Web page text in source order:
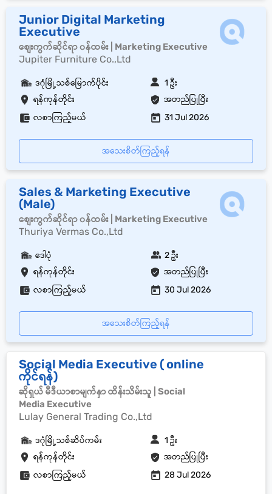
Junior Digital Marketing
Executive
စျေးကွက်ဆိုင်ရာ ၀န်ထမ်း | Marketing Executive
Jupiter Furniture Co.,Ltd
ရန်ကုန်တိုင်း အတည်ပြုပြီး
ဒဂုံမြို့သစ်မြောက်ပိုင်း 1 ဦး
လစာကြည့်မယ် 31 Jul 2026
အသေးစိတ်ကြည့်ရန်
Sales & Marketing Executive
(Male)
စျေးကွက်ဆိုင်ရာ ၀န်ထမ်း | Marketing Executive
Thuriya Vermas Co.,Ltd
ရန်ကုန်တိုင်း အတည်ပြုပြီး
ဒေါပုံ 2 ဦး
လစာကြည့်မယ် 30 Jul 2026
အသေးစိတ်ကြည့်ရန်
Social Media Executive ( online
ကိုင်ရန်)
ဆိုရှယ် မီဒီယာစာမျက်နှာ ထိန်းသိမ်းသူ | Social
Media Executive
Lulay General Trading Co.,Ltd
ရန်ကုန်တိုင်း အတည်ပြုပြီး
ဒဂုံမြို့သစ်ဆိပ်ကမ်း 1 ဦး
လစာကြည့်မယ် 28 Jul 2026